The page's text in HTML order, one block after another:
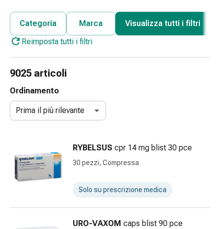
raffreddore
Tosse
Inalatori
Doccia
nasale
Fazzoletti
per
Raffreddore
Irritazione
e
Bende
elastiche
Categoria Marca
Visualizza tutti i filtri
Reimposta tutti i filtri
9025 articoli
Ordinamento
Prima il più rilevante
RYBELSUS cpr 14 mg blist 30 pce
30 pezzi, Compressa
Solo su prescrizione medica
URO-VAXOM caps blist 90 pce